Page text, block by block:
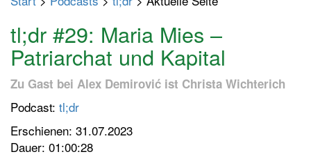
tl;dr #29: Maria Mies –
Patriarchat und Kapital
Zu Gast bei Alex Demirović ist Christa Wichterich
Podcast: tl;dr
Erschienen: 31.07.2023
Dauer: 01:00:28